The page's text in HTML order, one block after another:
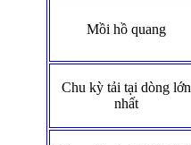
Mồi hồ quang
Chu kỳ tải tại dòng lớn
nhất